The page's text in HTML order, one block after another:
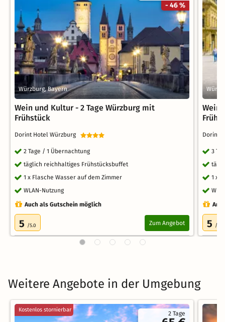
- 46 %
Würzburg, Bayern
Wein und Kultur - 2 Tage Würzburg mit
Frühstück
Dorint Hotel Würzburg
2 Tage / 1 Übernachtung
täglich reichhaltiges Frühstücksbuffet
1 x Flasche Wasser auf dem Zimmer
WLAN-Nutzung
Auch als Gutschein möglich
5 /5.0 Zum Angebot
Wein
Dorint
3
1 x
5 /5.0
Weitere Angebote in der Umgebung
2 Tage
Kostenlos stornierbar